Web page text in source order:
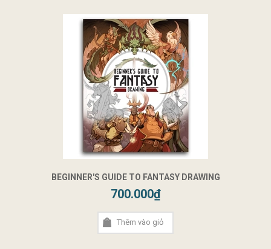
BEGINNER'S GUIDE TO FANTASY DRAWING
700.000₫
Thêm vào giỏ